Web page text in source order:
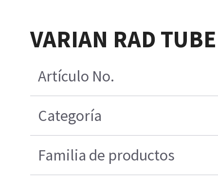
VARIAN RAD TUBE
Artículo No.
Categoría
Familia de productos